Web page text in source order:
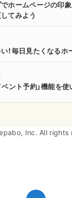
ホームページの印象
てみよう
！毎日見たくなるホ
ベント予約」機能を
Inc. All rights